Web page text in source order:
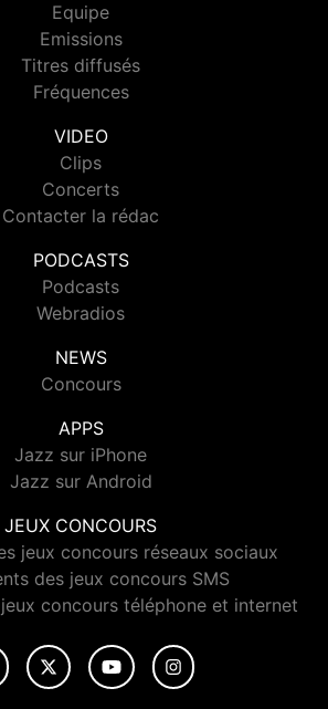
Equipe
Emissions
Titres diffusés
Fréquences
VIDEO
Clips
Concerts
Contacter la rédac
PODCASTS
Podcasts
Webradios
NEWS
Concours
APPS
Jazz sur iPhone
Jazz sur Android
JEUX CONCOURS
jeux concours réseaux sociaux
des jeux concours SMS
concours téléphone et internet